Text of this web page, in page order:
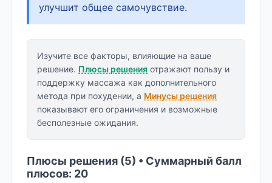
улучшит общее самочувствие.
Изучите все факторы, влияющие на ваше
решение. Плюсы решения отражают пользу и
поддержку массажа как дополнительного
метода при похудении, а Минусы решения
показывают его ограничения и возможные
бесполезные ожидания.
Плюсы решения (5) • Суммарный балл
плюсов: 20